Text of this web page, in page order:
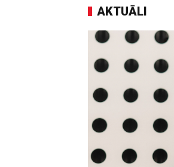
AKTUĀLI